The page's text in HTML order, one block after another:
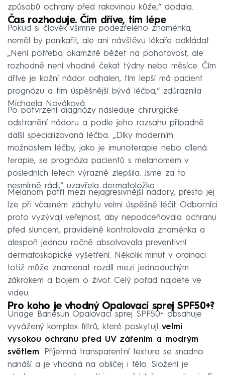
způsobů ochrany před rakovinou kůže,“ dodala.
Čas rozhoduje. Čím dříve, tím lépe
Pokud si člověk všimne podezřelého znaménka,
neměl by panikařit, ale ani návštěvu lékaře odkládat.
„Není potřeba okamžitě běžet na pohotovost, ale
rozhodně není vhodné čekat týdny nebo měsíce. Čím
dříve je kožní nádor odhalen, tím lepší má pacient
prognózu a tím úspěšnější bývá léčba,“ zdůraznila
Michaela Nováková.
Po potvrzení diagnózy následuje chirurgické
odstranění nádoru a podle jeho rozsahu případně
další specializovaná léčba. „Díky moderním
možnostem léčby, jako je imunoterapie nebo cílená
terapie, se prognóza pacientů s melanomem v
posledních letech výrazně zlepšila. Jsme za to
nesmírně rádi,“ uzavřela dermatoložka.
Melanom patří mezi nejagresivnější nádory, přesto jej
lze při včasném záchytu velmi úspěšně léčit. Odborníci
proto vyzývají veřejnost, aby nepodceňovala ochranu
před sluncem, pravidelně kontrolovala znaménka a
alespoň jednou ročně absolvovala preventivní
dermatoskopické vyšetření. Několik minut v ordinaci
totiž může znamenat rozdíl mezi jednoduchým
zákrokem a bojem o život. Celý pořad najdete ve
videu.
Pro koho je vhodný Opalovací sprej SPF50+?
Uriage Bariésun Opalovací sprej SPF50+ obsahuje
vyvážený komplex filtrů, které poskytují velmi
vysokou ochranu před UV zářením a modrým
světlem. Příjemná transparentní textura se snadno
nanáší a je vhodná na obličej i tělo. Složení je